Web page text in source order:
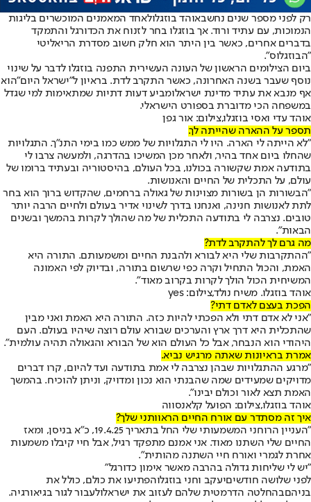
רק לפני מספר שנים נחשבאוהד בוזגלולאחד המאמנים המוכשרים בליגות
הנמוכות, עם עתיד ורוד. אך בוזגלו בחר לזנוח את הכדורגל והתמקד
בדברים אחרים, כאשר בין היתר הוא חלק חשוב מסדרת הריאליטי
"הבוזגלוס".
ביום הצילומים הראשון של העונה העשירית התפנה בוזגלו לדבר על שינוי
נוסף שעבר בשנה האחרונה, כאשר התקרב לדת. בראיון ל"ישראל היום"הוא
אף מנבא את עתיד מדינת ישראלומביע דעות דתיות שמתאימות למי שגדל
במשפחה הכי מדוברת בספורט הישראלי.
אוהד עדי ואסי בוזגלו,צילום: אור גפן
תספר על ההארה שהייתה לך.
"לא הייתה לי הארה. היו לי התגלויות של ממש כמו בימי התנ"ך. התגלויות
שהחלו ביום אחד בהיר, ולאחר מכן המשיכו בהדרגה, ולמעשה צרבו לי
בתודעה אמת שקשורה בכולנו, בכל העולם, בהיסטוריה ובעתיד ברומו של
עולם, על התכלית של החיים והאנושות.
"הבשורות הן בשורות מצוינות של גאולה ברחמים, שהקדוש ברוך הוא בחר
לתת לאנושות חנינה, ואנחנו בדרך לשינוי אדיר בעולם ולחיים הרבה יותר
טובים. נצרבה לי בתודעה התכלית של מה שהולך לקרות בהמשך ובשנים
הבאות".
מה גרם לך להתקרב לדת?
"ההתקרבות שלי היא לבורא ולהבנת החיים ומשמעותם. התורה היא
האמת, והכול התחיל וקרה כפי שרשום בתורה, ובדיוק לפי האמונה
המשיחית הכול הולך לקרות בקרוב מאוד".
אוהד בוזגלו. משיח נולד,צילום: yes
הפכת בעצם לאדם דתי?
"אני לא אדם דתי ולא הפכתי להיות כזה. התורה היא האמת ואני מבין
שהתכלית היא דרך ארץ והערכים שבורא עולם רוצה שיהיו בעולם. העם
היהודי הוא הנבחר, אבל כל העולם הוא של הבורא והגאולה תהיה עולמית".
אמרת בראיונות שאתה מרגיש נביא.
"מרגע ההתגלויות שבהן נצרבה לי אמת בתודעה ועד להיום, קרו דברים
מדויקים שמעידים שמה שהבנתי הוא נכון ומדויק, וניתן להוכיח. בהמשך
האמת תצא לאור וכולם יבינו".
אוהד בוזגלו,צילום: הפועל קלאנסווה
איך זה מסתדר עם אורח החיים הראוותני שלך?
"העניין הרוחני המשמעותי שלי החל בתאריך 19.4.25, כ"א בניסן, ומאז
החיים שלי השתנו מאוד. אני אמנם מתפקד רגיל, אבל חיי קיבלו משמעות
אחרת לגמרי ואורח חיי השתנה מהותית".
"יש לי שליחות גדולה בהרבה מאשר אימון כדורגל"
לפני שלושה חודשיםיעקב וחני בוזגלוהפתיעו את כולם, כולל את
בניהםבהחלטה הדרמטית שלהם לעזוב את ישראלולעבור לגור בגיאורגיה.